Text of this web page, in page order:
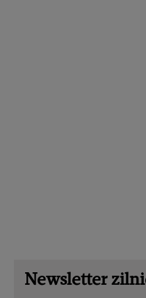
Newsletter